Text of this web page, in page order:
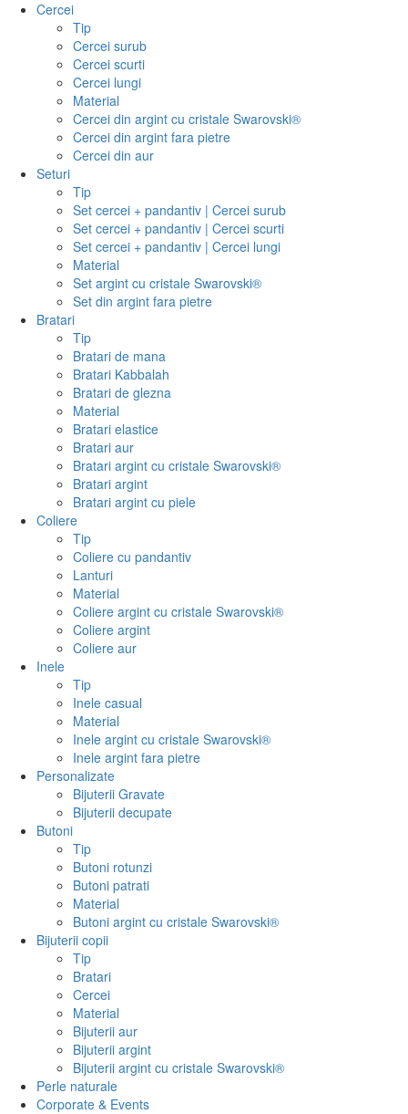
Cercei
Tip
Cercei surub
Cercei scurti
Cercei lungi
Material
Cercei din argint cu cristale Swarovski®
Cercei din argint fara pietre
Cercei din aur
Seturi
Tip
Set cercei + pandantiv | Cercei surub
Set cercei + pandantiv | Cercei scurti
Set cercei + pandantiv | Cercei lungi
Material
Set argint cu cristale Swarovski®
Set din argint fara pietre
Bratari
Tip
Bratari de mana
Bratari Kabbalah
Bratari de glezna
Material
Bratari elastice
Bratari aur
Bratari argint cu cristale Swarovski®
Bratari argint
Bratari argint cu piele
Coliere
Tip
Coliere cu pandantiv
Lanturi
Material
Coliere argint cu cristale Swarovski®
Coliere argint
Coliere aur
Inele
Tip
Inele casual
Material
Inele argint cu cristale Swarovski®
Inele argint fara pietre
Personalizate
Bijuterii Gravate
Bijuterii decupate
Butoni
Tip
Butoni rotunzi
Butoni patrati
Material
Butoni argint cu cristale Swarovski®
Bijuterii copii
Tip
Bratari
Cercei
Material
Bijuterii aur
Bijuterii argint
Bijuterii argint cu cristale Swarovski®
Perle naturale
Corporate & Events